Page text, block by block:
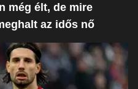
még élt, de mire
az idős nő